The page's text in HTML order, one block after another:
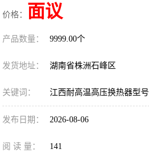
价格： 面议
产品数量： 9999.00个
发货地址： 湖南省株洲石峰区
关键词： 江西耐高温高压换热器型号
发布日期： 2026-08-06
阅 读 量： 141